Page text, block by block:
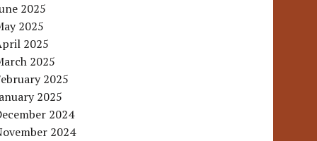
2025
2025
2025
2025
2025
2025
2024
2024